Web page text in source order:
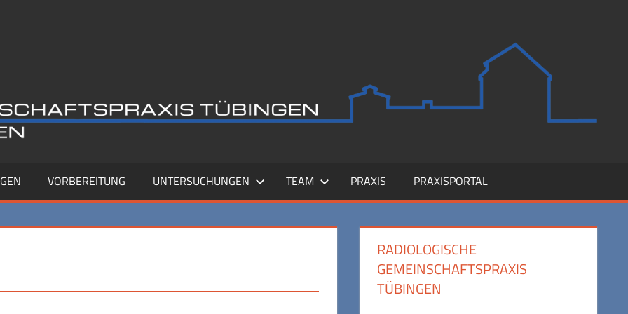
VORBEREITUNG UNTERSUCHUNGEN TEAM PRAXIS PRAXISPORTAL
RADIOLOGISCHE
GEMEINSCHAFTSPRAXIS
TÜBINGEN